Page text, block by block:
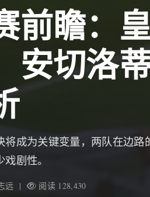
前瞻：
安切洛
将成为关键变量，两队在边
剧性。
远 | 阅读 128,430